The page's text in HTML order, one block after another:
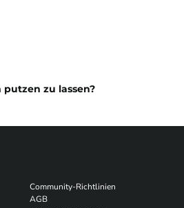
putzen zu lassen?
Community-Richtlinien
AGB